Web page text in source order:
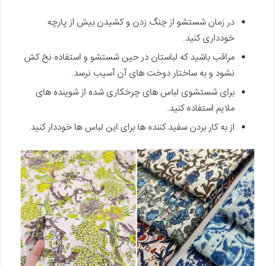
در زمان شستشو از چنگ زدن و کشیدن بیش از پارچه
خودداری کنید.
مراقب باشید که لباستان در حین شستشو و استفاده نخ کش
نشود و به ساختار دوخت های آن آسیب نرسد.
برای شستشوی لباس های چرخکاری شده از شوینده های
ملایم استفاده کنید.
از به کار بردن سفید کننده ها برای این لباس ها خوددار کنید.